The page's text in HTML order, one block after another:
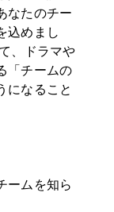
なたのチー
込めまし
、ドラマや
「チームの
になること
ームを知ら